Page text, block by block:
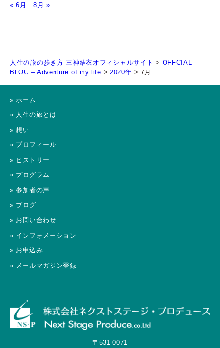
« 6月
8月 »
人生の旅の歩き方 三神結衣オフィシャルサイト > OFFCIAL
BLOG – Adventure of my life > 2020年 > 7月
» ホーム
» 人生の旅とは
» 想い
» プロフィール
» ヒストリー
» プログラム
» 参加者の声
» ブログ
» お問い合わせ
» インフォメーション
» お申込み
» メールマガジン登録
〒531-0071